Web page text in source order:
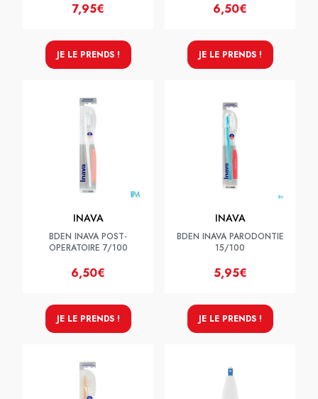
7,95€
JE LE PRENDS !
6,50€
JE LE PRENDS !
INAVA
BDEN INAVA POST-
OPERATOIRE 7/100
6,50€
JE LE PRENDS !
INAVA
BDEN INAVA PARODONTIE
15/100
5,95€
JE LE PRENDS !